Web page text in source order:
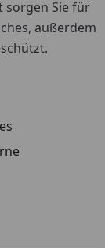
sorgen Sie für
außerdem